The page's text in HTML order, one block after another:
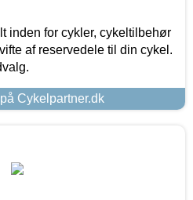
inden for cykler, cykeltilbehør
af reservedele til din cykel.
Cykelpartner.dk